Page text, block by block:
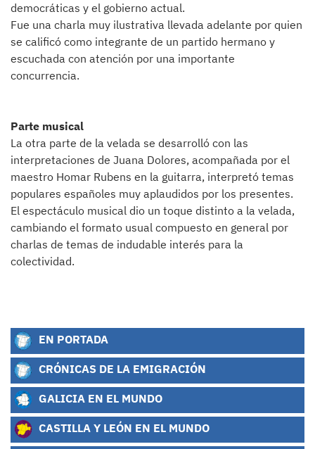
democráticas y el gobierno actual.
Fue una charla muy ilustrativa llevada adelante por quien
se calificó como integrante de un partido hermano y
escuchada con atención por una importante
concurrencia.
Parte musical
La otra parte de la velada se desarrolló con las
interpretaciones de Juana Dolores, acompañada por el
maestro Homar Rubens en la guitarra, interpretó temas
populares españoles muy aplaudidos por los presentes.
El espectáculo musical dio un toque distinto a la velada,
cambiando el formato usual compuesto en general por
charlas de temas de indudable interés para la
colectividad.
EN PORTADA
CRÓNICAS DE LA EMIGRACIÓN
GALICIA EN EL MUNDO
CASTILLA Y LEÓN EN EL MUNDO